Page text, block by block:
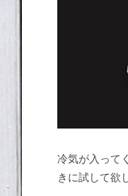
冷気が入って
きに試して欲